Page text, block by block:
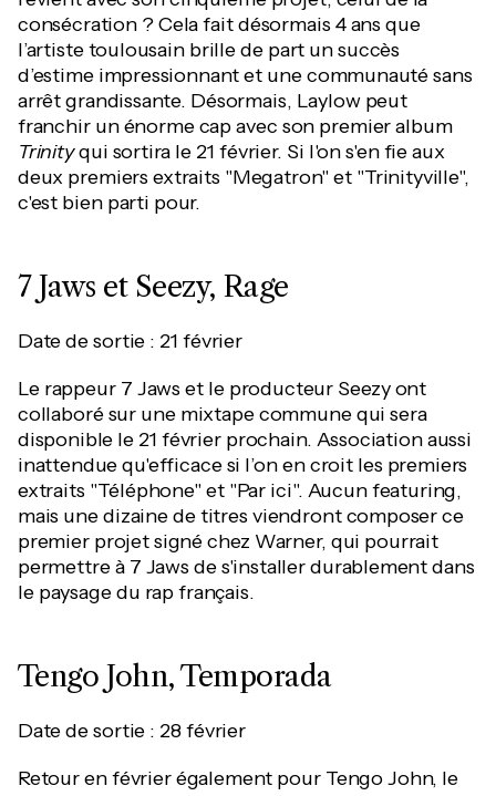
consécration ? Cela fait désormais 4 ans que
l’artiste toulousain brille de part un succès
d’estime impressionnant et une communauté sans
arrêt grandissante. Désormais, Laylow peut
franchir un énorme cap avec son premier album
Trinityqui sortira le 21 février. Si l'on s'en fie aux
deux premiers extraits "Megatron" et "Trinityville",
c'est bien parti pour.
7 Jaws et Seezy, Rage
Date de sortie : 21 février
Le rappeur 7 Jaws et le producteur Seezy ont
collaboré sur une mixtape commune qui sera
disponible le 21 février prochain. Association aussi
inattendue qu'efficace si l’on en croit les premiers
extraits "Téléphone" et "Par ici". Aucun featuring,
mais une dizaine de titres viendront composer ce
premier projet signé chez Warner, qui pourrait
permettre à 7 Jaws de s'installer durablement dans
le paysage du rap français.
Tengo John, Temporada
Date de sortie : 28 février
Retour en février également pour Tengo John, le